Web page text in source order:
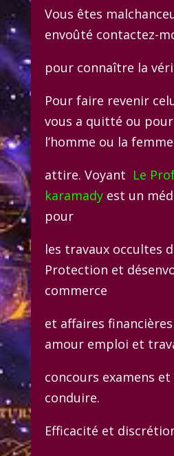
Vous êtes
envoûté contactez-
pour connaître la
Pour faire revenir
vous a quitté ou
l’homme ou la
attire. Voyant Le
karamadyest un
pour
les travaux occultes
Protection et
commerce
et affaires
amour emploi et
concours examens
conduire.
Efficacité et